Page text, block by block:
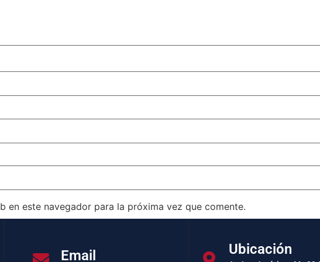
en este navegador para la próxima vez que comente.
Email Ubicación